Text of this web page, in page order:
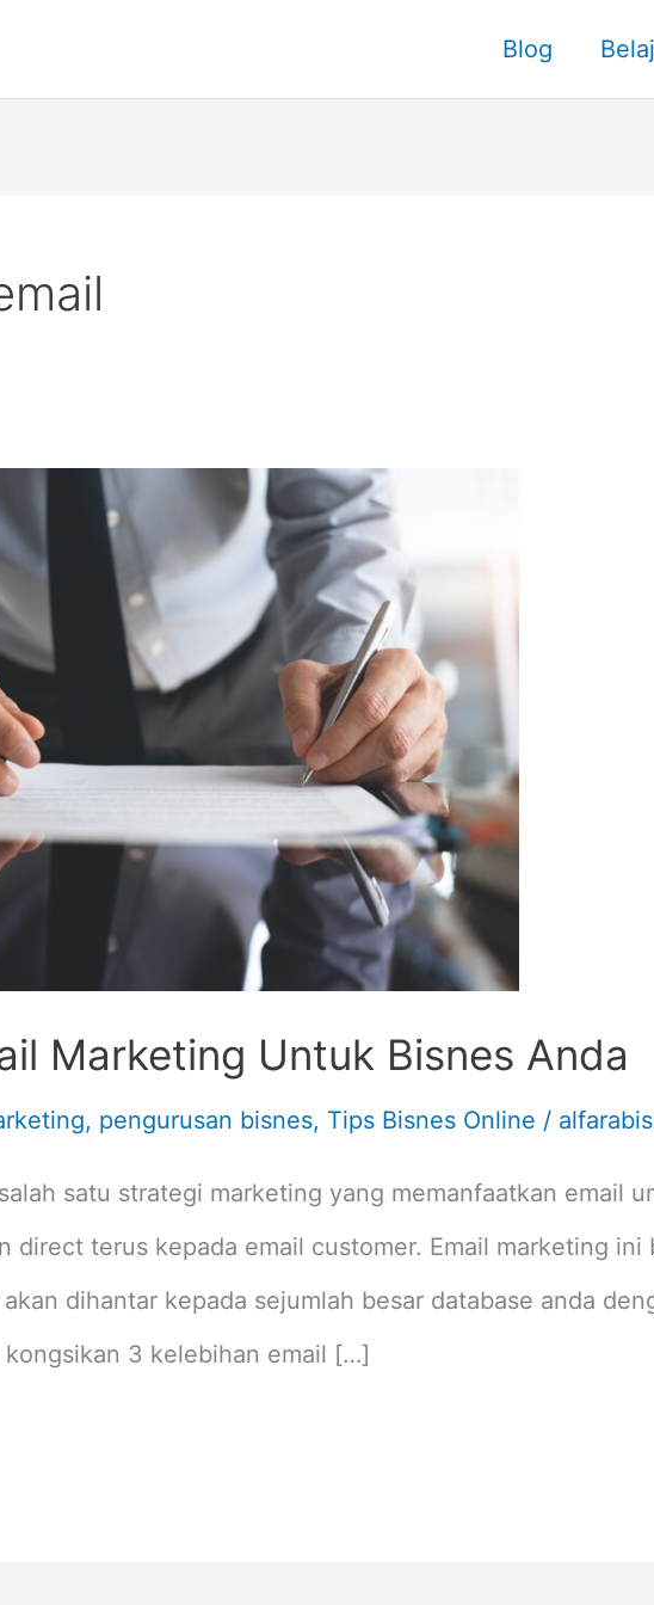
Blog
Marketing Untuk Bisnes Anda
, pengurusan bisnes, Tips Bisnes Online /
satu strategi marketing yang memanfaatkan email
direct terus kepada email customer. Email marketing ini
dihantar kepada sejumlah besar database anda
3 kelebihan email […]